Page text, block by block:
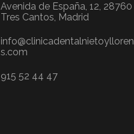
Avenida de España, 12, 28760
Tres Cantos, Madrid
info@clinicadentalnietoylloren
s.com
915 52 44 47